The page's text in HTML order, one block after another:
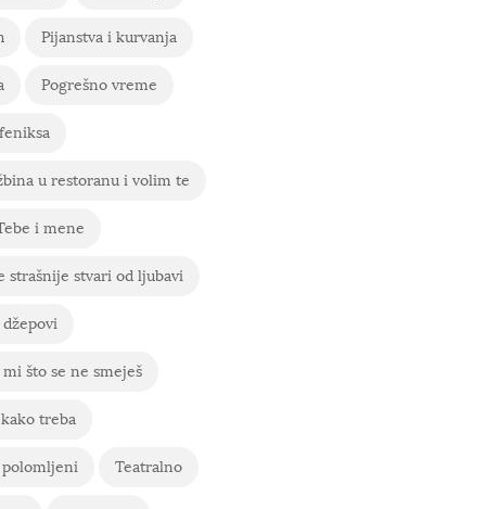
Pijanstva i kurvanja
Pogrešno vreme
u restoranu i volim te
i mene
strašnije stvari od ljubavi
što se ne smeješ
treba
Teatralno